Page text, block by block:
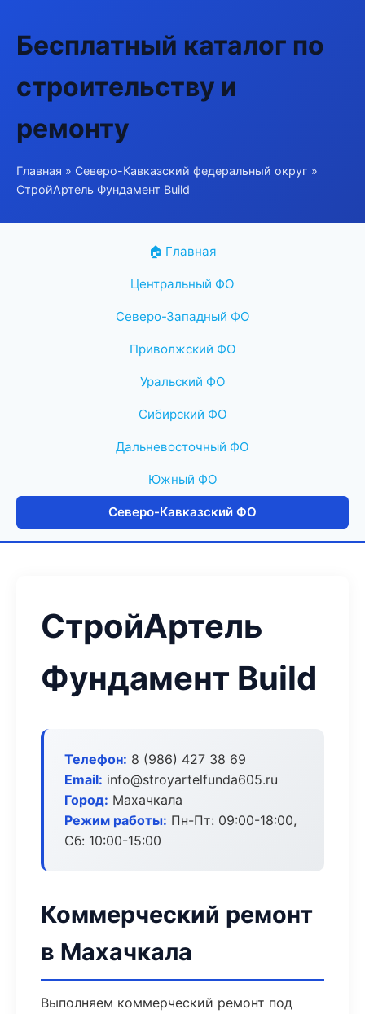
Бесплатный каталог по
строительству и
ремонту
Главная » Северо-Кавказский федеральный округ »
СтройАртель Фундамент Build
🏠 Главная
Центральный ФО
Северо-Западный ФО
Приволжский ФО
Уральский ФО
Сибирский ФО
Дальневосточный ФО
Южный ФО
Северо-Кавказский ФО
СтройАртель
Фундамент Build
Телефон: 8 (986) 427 38 69
Email: info@stroyartelfunda605.ru
Город: Махачкала
Режим работы: Пн-Пт: 09:00-18:00,
Сб: 10:00-15:00
Коммерческий ремонт
в Махачкала
Выполняем коммерческий ремонт под